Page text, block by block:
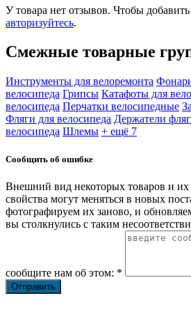
У товара нет отзывов. Чтобы
авторизуйтесь.
Смежные товарные
Инструменты для велоремонта
велосипеда Грипсы Катафоты для
велосипеда Перчатки велосипедные
Фляги для велосипеда Держатели фляг
велосипеда Шлемы + ещё 7
Сообщить об ошибке
Внешний вид некоторых товаров и их
свойства могут меняться в новых
фотографируем их заново, и
вы столкнулись с таким
сообщите нам об этом: *